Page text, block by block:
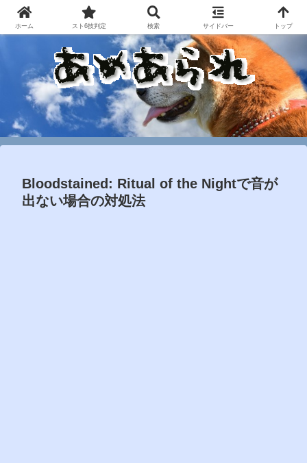
Bloodstained: Ritual of the Nightで音が
出ない場合の対処法
ホーム スト6技判定 検索 サイドバー トップ